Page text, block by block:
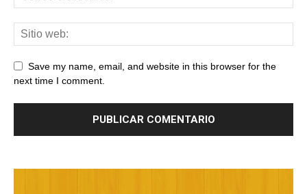
Save my name, email, and website in this browser for the
next time I comment.